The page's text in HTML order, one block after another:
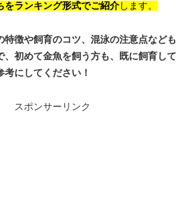
をランキング形式でご紹介します。
特徴や飼育のコツ、混泳の注意点なども
、初めて金魚を飼う方も、既に飼育して
考にしてください！
スポンサーリンク